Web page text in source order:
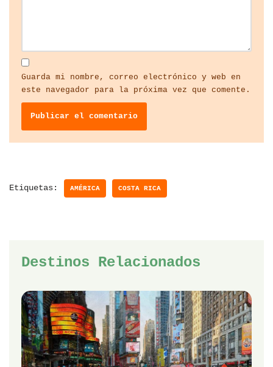
Guarda mi nombre, correo electrónico y web en
este navegador para la próxima vez que comente.
Etiquetas: AMÉRICA COSTA RICA
Destinos Relacionados